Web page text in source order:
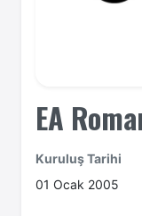
EA
Kuruluş Tarihi
01 Ocak 2005